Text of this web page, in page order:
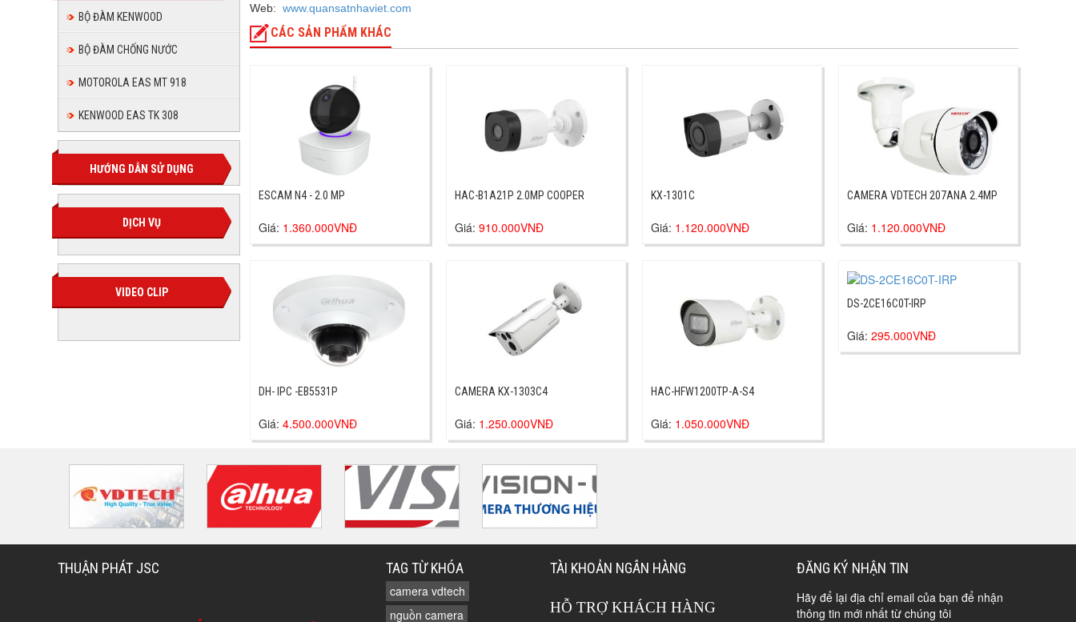
BỘ ĐÀM KENWOOD
BỘ ĐÀM CHỐNG NƯỚC
MOTOROLA EAS MT 918
KENWOOD EAS TK 308
HƯỚNG DẪN SỬ DỤNG
DỊCH VỤ
VIDEO CLIP
Web: www.quansatnhaviet.com
CÁC SẢN PHẨM KHÁC
ESCAM N4 - 2.0 MP
Giá: 1.360.000VNĐ
HAC-B1A21P 2.0MP COOPER
Giá: 910.000VNĐ
KX-1301C
Giá: 1.120.000VNĐ
CAMERA VDTECH 207ANA 2.4MP
Giá: 1.120.000VNĐ
DH- IPC -EB5531P
Giá: 4.500.000VNĐ
CAMERA KX-1303C4
Giá: 1.250.000VNĐ
HAC-HFW1200TP-A-S4
Giá: 1.050.000VNĐ
DS-2CE16C0T-IRP
Giá: 295.000VNĐ
THUẬN PHÁT JSC TAG TỪ KHÓA
camera vdtech
nguồn camera
TÀI KHOẢN NGÂN HÀNG
HỖ TRỢ KHÁCH HÀNG
ĐĂNG KÝ NHẬN TIN
Hãy để lại địa chỉ email của bạn để nhận
thông tin mới nhất từ chúng tôi